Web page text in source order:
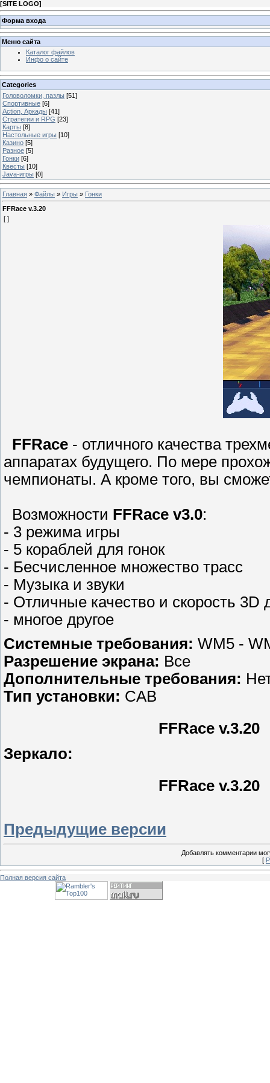
[SITE LOGO]
Форма входа
Меню сайта
Каталог файлов
Инфо о сайте
Categories
Головоломки, пазлы [51]
Спортивные [6]
Action, Аркады [41]
Стратегии и RPG [23]
Карты [8]
Настольные игры [10]
Казино [5]
Разное [5]
Гонки [6]
Квесты [10]
Java-игры [0]
Главная » Файлы » Игры » Гонки
FFRace v.3.20
[ ]
FFRace - отличного качества
аппаратах будущего. По мере
чемпионаты. А кроме того, вы
Возможности FFRace v3.0:
- 3 режима игры
- 5 кораблей для гонок
- Бесчисленное множество трасс
- Музыка и звуки
- Отличные качество и скорость 3D
- многое другое
Системные требования: WM5 -
Разрешение экрана: Все
Дополнительные требования:
Тип установки: CAB
FFRace v.3.20
Зеркало:
FFRace v.3.20
Предыдущие версии
Добавлять комментарии
[
Полная версия сайта